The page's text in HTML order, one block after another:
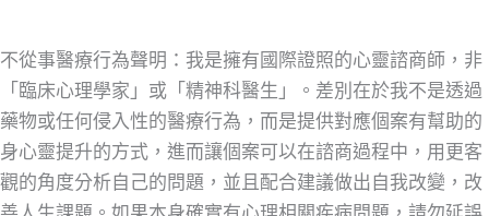
不從事醫療行為聲明：我是擁有國際證照的心靈諮商師，非
「臨床心理學家」或「精神科醫生」。差別在於我不是透過
藥物或任何侵入性的醫療行為，而是提供對應個案有幫助的
身心靈提升的方式，進而讓個案可以在諮商過程中，用更客
觀的角度分析自己的問題，並且配合建議做出自我改變，改